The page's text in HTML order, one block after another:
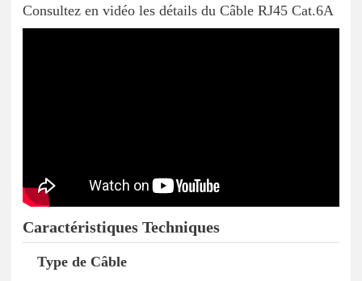
Consultez en vidéo les détails du Câble RJ45 Cat.6A
Caractéristiques Techniques
Caractéristiques
Type de Câble